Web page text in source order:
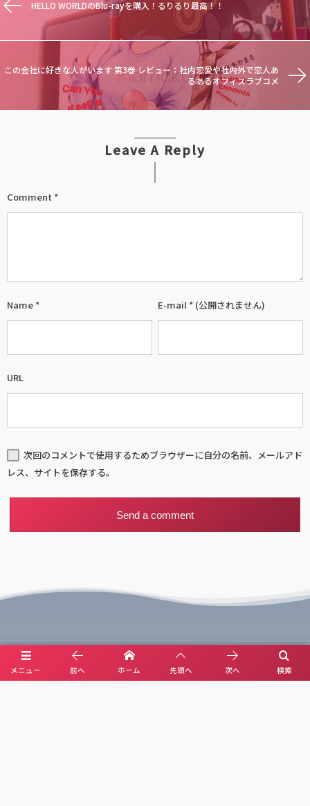
HELLO WORLDのBlu-rayを購入！るりるり最高！！
この会社に好きな人がいます 第3巻 レビュー：社内恋愛や社内外で恋人あ
るあるオフィスラブコメ
Leave A Reply
Comment *
Name * E-mail * (公開されません)
URL
次回のコメントで使用するためブラウザーに自分の名前、メールアド
レス、サイトを保存する。
メニュー 検索
前へ ホーム 先頭へ 次へ